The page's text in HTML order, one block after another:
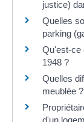
justice)
Quelles
parking
Qu'est-ce
1948 ?
Quelles
meublée ?
d'un